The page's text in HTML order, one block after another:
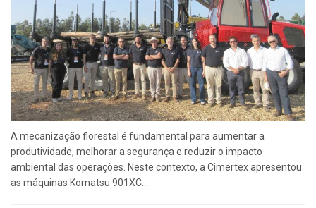
A mecanização florestal é fundamental para aumentar a
produtividade, melhorar a segurança e reduzir o impacto
ambiental das operações. Neste contexto, a Cimertex apresentou
as máquinas Komatsu 901XC...